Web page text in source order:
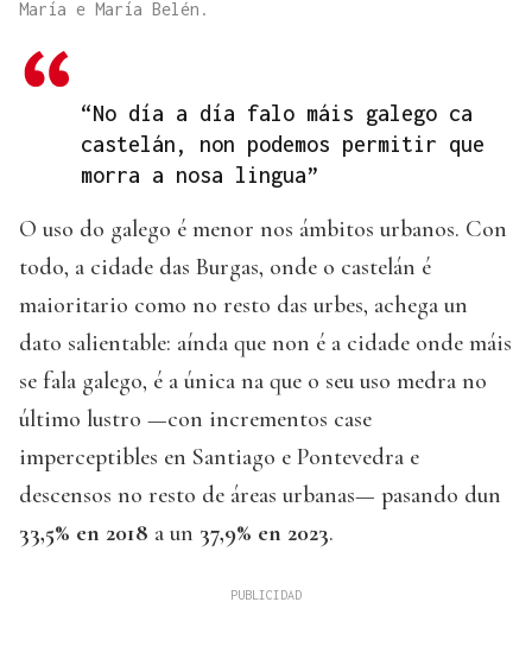
María e María Belén.
“No día a día falo máis galego ca
castelán, non podemos permitir que
morra a nosa lingua”
O uso do galego é menor nos ámbitos urbanos. Con
todo, a cidade das Burgas, onde o castelán é
maioritario como no resto das urbes, achega un
dato salientable: aínda que non é a cidade onde máis
se fala galego, é a única na que o seu uso medra no
último lustro —con incrementos case
imperceptibles en Santiago e Pontevedra e
descensos no resto de áreas urbanas— pasando dun
33,5% en 2018 a un 37,9% en 2023.